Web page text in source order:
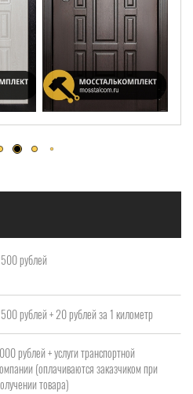
рублей
рублей + 20 рублей за 1 километр
рублей + услуги транспортной
(оплачиваются заказчиком при
товара)